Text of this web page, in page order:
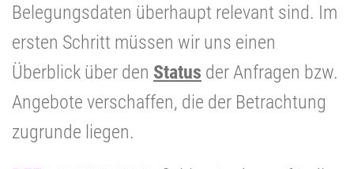
Belegungsdaten überhaupt relevant sind. Im
ersten Schritt müssen wir uns einen
Überblick über den Status der Anfragen bzw.
Angebote verschaffen, die der Betrachtung
zugrunde liegen.